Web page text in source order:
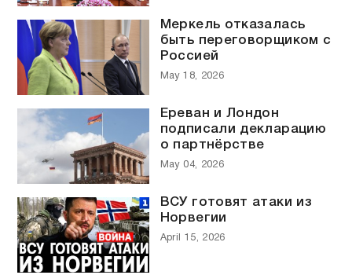
Меркель отказалась
быть переговорщиком с
Россией
May 18, 2026
Ереван и Лондон
подписали декларацию
о партнёрстве
May 04, 2026
ВСУ готовят атаки из
Норвегии
April 15, 2026